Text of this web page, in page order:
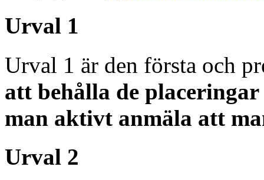
Urval 1
Urval 1 är den första och
att behålla de
man aktivt anmäla att
Urval 2